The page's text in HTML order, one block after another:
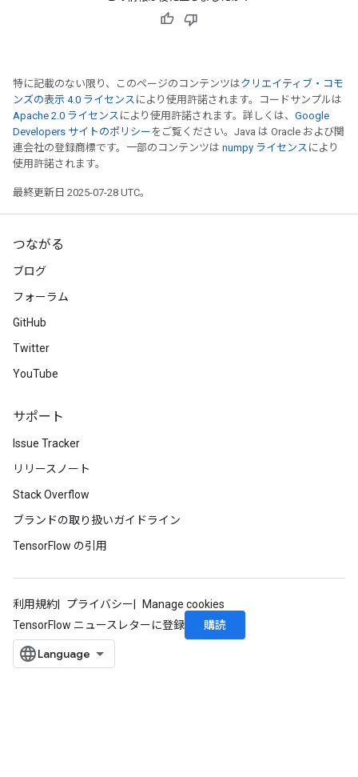
特に記載のない限り、このページのコンテンツはクリエイティブ・コモ
ンズの表示 4.0 ライセンス により使用許諾されます。コードサンプルは
Apache 2.0 ライセンス により使用許諾されます。詳しくは、 Google
Developers サイトのポリシー をご覧ください。Java は Oracle および関
連会社の登録商標です。一部のコンテンツは numpy ライセンス により
使用許諾されます。
最終更新日 2025-07-28 UTC。
つながる
ブログ
フォーラム
GitHub
Twitter
YouTube
サポート
Issue Tracker
リリースノート
Stack Overflow
ブランドの取り扱いガイドライン
TensorFlow の引用
利用規約 プライバシー
Manage cookies
TensorFlow ニュースレターに登録
購読